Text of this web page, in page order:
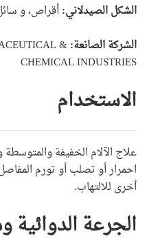
الشكل الصيدلاني:أقراص، و
الشركة الصانعة:&
CHEMICAL INDUSTRIES
الاستخدام
علاج الآلام الخفيفة
احمرار أو تصلب أو تورم
أخرى للالتهاب.
الجرعة